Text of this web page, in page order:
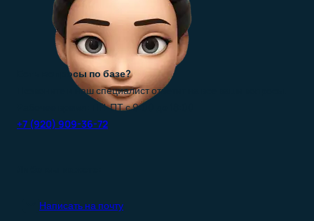
Есть вопросы по базе?
Позвоните и наш специалист ответит на все ваши вопросы.
Рабочее время: ПН-ПТ с 9:00 до 18:00
+7 (920) 909-36-72
Написать на почту